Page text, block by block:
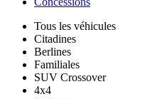
Tous les véhicules
Citadines
Berlines
Familiales
SUV Crossover
4x4